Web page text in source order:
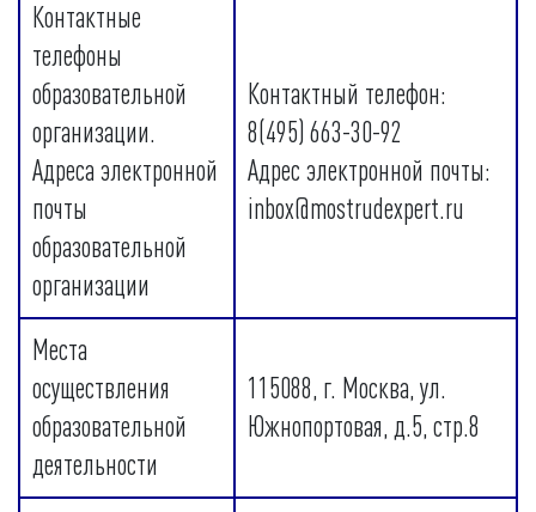
Контактные
телефоны
образовательной
организации.
Адреса электронной
почты
образовательной
организации
Контактный телефон:
8(495) 663-30-92
Адрес электронной почты:
inbox@mostrudexpert.ru
Места
осуществления
образовательной
деятельности
115088, г. Москва, ул.
Южнопортовая, д.5, стр.8